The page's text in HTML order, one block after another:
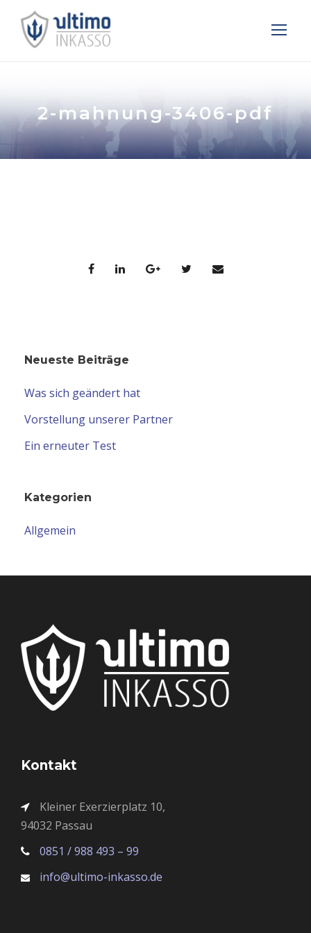
2-mahnung-3406-pdf
Neueste Beiträge
Was sich geändert hat
Vorstellung unserer Partner
Ein erneuter Test
Kategorien
Allgemein
Kontakt
Kleiner Exerzierplatz 10,
94032 Passau
0851 / 988 493 – 99
info@ultimo-inkasso.de